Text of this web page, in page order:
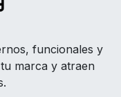
funcionales y
marca y atraen